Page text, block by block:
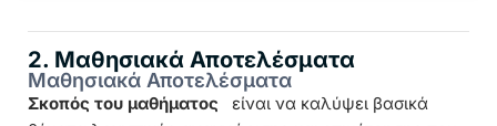
2. Μαθησιακά Αποτελέσματα
Μαθησιακά Αποτελέσματα
Σκοπός του μαθήματος
είναι να καλύψει βασικά